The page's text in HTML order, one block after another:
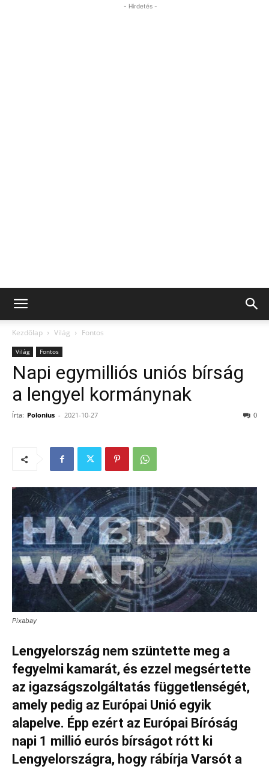
- Hirdetés -
Kezdőlap Világ Fontos
Világ Fontos
Napi egymilliós uniós bírság
a lengyel kormánynak
Írta: Polonius - 2021-10-27 0
Pixabay
Lengyelország nem szüntette meg a
fegyelmi kamarát, és ezzel megsértette
az igazságszolgáltatás függetlenségét,
amely pedig az Európai Unió egyik
alapelve. Épp ezért az Európai Bíróság
napi 1 millió eurós bírságot rótt ki
Lengyelországra, hogy rábírja Varsót a